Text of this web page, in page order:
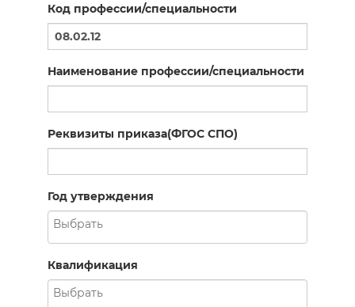
Код профессии/специальности
Наименование профессии/специальности
Реквизиты приказа(ФГОС СПО)
Год утверждения
Квалификация